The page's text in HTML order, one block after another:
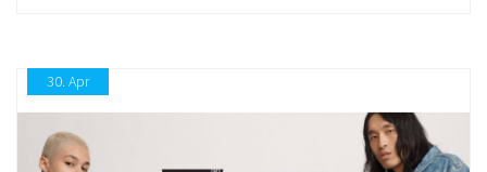
30. Apr